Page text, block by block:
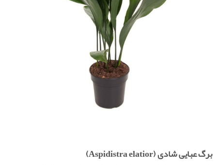
برگ عبایی شادی (Aspidistra elatior)